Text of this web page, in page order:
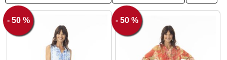
- 50 % - 50 %